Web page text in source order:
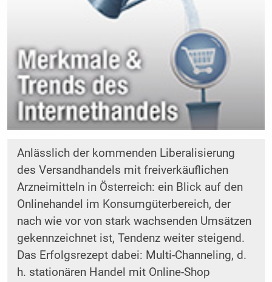
Anlässlich der kommenden Liberalisierung
des Versandhandels mit freiverkäuflichen
Arzneimitteln in Österreich: ein Blick auf den
Onlinehandel im Konsumgüterbereich, der
nach wie vor von stark wachsenden Umsätzen
gekennzeichnet ist, Tendenz weiter steigend.
Das Erfolgsrezept dabei: Multi-Channeling, d.
h. stationären Handel mit Online-Shop